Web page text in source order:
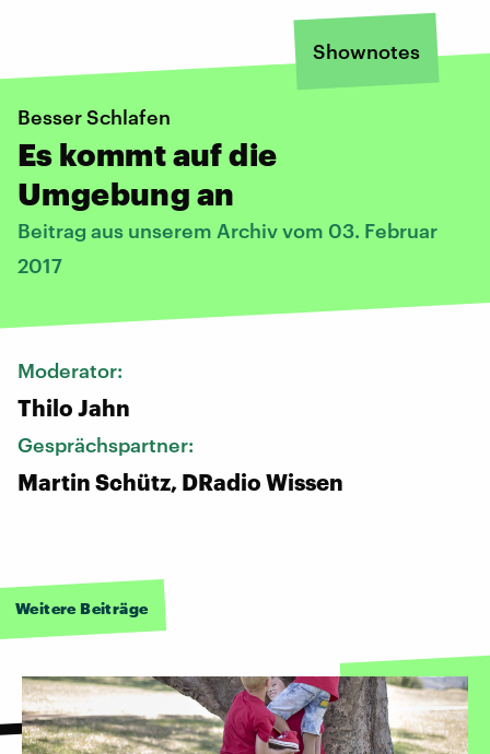
Shownotes
Besser Schlafen
Es kommt auf die
Umgebung an
Beitrag aus unserem Archiv vom 03. Februar
2017
Moderator:
Thilo Jahn
Gesprächspartner:
Martin Schütz, DRadio Wissen
Weitere Beiträge